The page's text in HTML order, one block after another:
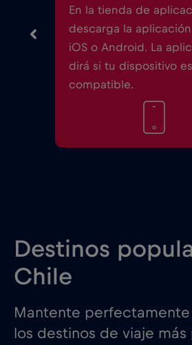
En la tienda de
descarga la
iOS o Android. La
dirá si tu dispositivo es
compatible.
Destinos
Chile
Mantente
los destinos de viaje